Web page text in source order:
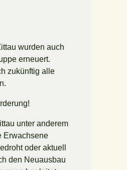
wurden auch
erneuert.
zukünftig alle
unter anderem
Erwachsene
oder aktuell
den Neuausbau